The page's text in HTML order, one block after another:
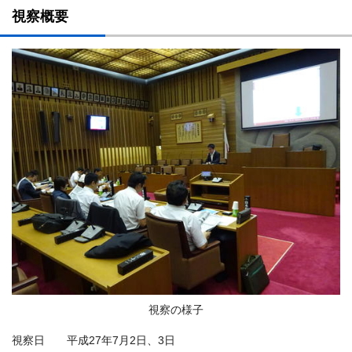
視察概要
視察の様子
視察日 平成27年7月2日、3日